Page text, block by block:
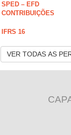
SPED – EFD
CONTRIBUIÇÕES
IFRS 16
VER TODAS AS